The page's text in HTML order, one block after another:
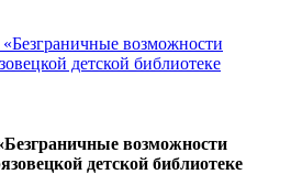
возможности
детской библиотеке